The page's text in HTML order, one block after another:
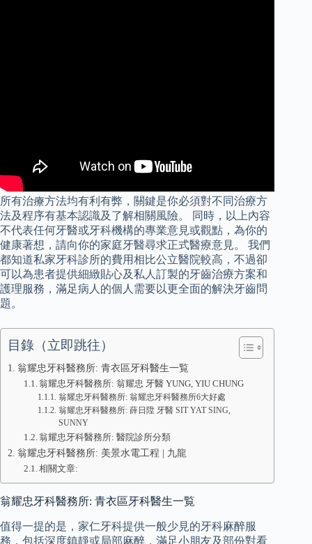
所有治療方法均有利有弊，關鍵是你必須對不同治療方
法及程序有基本認識及了解相關風險。 同時，以上內容
不代表任何牙醫或牙科機構的專業意見或觀點，為你的
健康著想，請向你的家庭牙醫尋求正式醫療意見。 我們
都知道私家牙科診所的費用相比公立醫院較高，不過卻
可以為患者提供細緻貼心及私人訂製的牙齒治療方案和
護理服務，滿足病人的個人需要以更全面的解決牙齒問
題。
目錄（立即跳往）
翁耀忠牙科醫務所: 青衣區牙科醫生一覧
翁耀忠牙科醫務所: 翁耀忠 牙醫 YUNG, YIU CHUNG
翁耀忠牙科醫務所: 翁耀忠牙科醫務所6大好處
翁耀忠牙科醫務所: 薛日陞 牙醫 SIT YAT SING,
SUNNY
翁耀忠牙科醫務所: 醫院診所分類
翁耀忠牙科醫務所: 美景水電工程 | 九龍
相關文章:
翁耀忠牙科醫務所: 青衣區牙科醫生一覧
值得一提的是，家仁牙科提供一般少見的牙科麻醉服
務，包括深度鎮靜或局部麻醉，滿足小朋友及部份對看